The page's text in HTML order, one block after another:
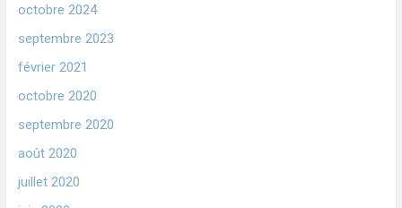
octobre 2024
septembre 2023
février 2021
octobre 2020
septembre 2020
août 2020
juillet 2020